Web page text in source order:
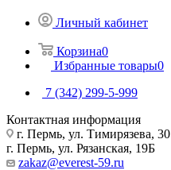
Личный кабинет
Корзина0
Избранные товары0
7 (342) 299-5-999
Контактная информация
г. Пермь, ул. Тимирязева, 30
г. Пермь, ул. Рязанская, 19Б
zakaz@everest-59.ru